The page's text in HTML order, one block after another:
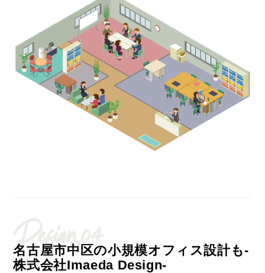
Design.04
名古屋市中区の小規模オフィス設計も-
株式会社Imaeda Design-